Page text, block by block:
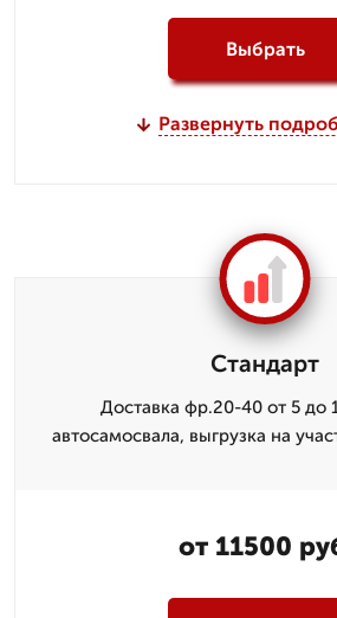
Выбрать
Развернуть
Стандарт
Доставка фр.20-40 от 5 до
автосамосвала, выгрузка на
от 11500